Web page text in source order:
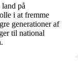
på
i at fremme
generationer af
til national